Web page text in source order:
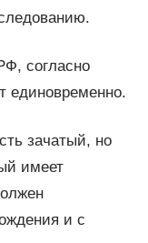
согласно
единовременно.
зачатый, но
имеет
и с